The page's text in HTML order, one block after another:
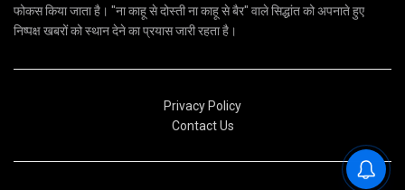
फोकस किया जाता है। "ना काहू से दोस्ती ना काहू से बैर" वाले सिद्धांत को अपनाते हुए
निष्पक्ष खबरों को स्थान देने का प्रयास जारी रहता है।
Privacy Policy
Contact Us